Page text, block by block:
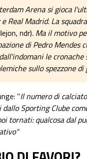
Arena si gioca
Real Madrid. La
ndr). Ma il motivo
di Pedro Mendes
le
sullo spezzone
"Il numero di
dallo Sporting Clube
tornati: qualcosa dal